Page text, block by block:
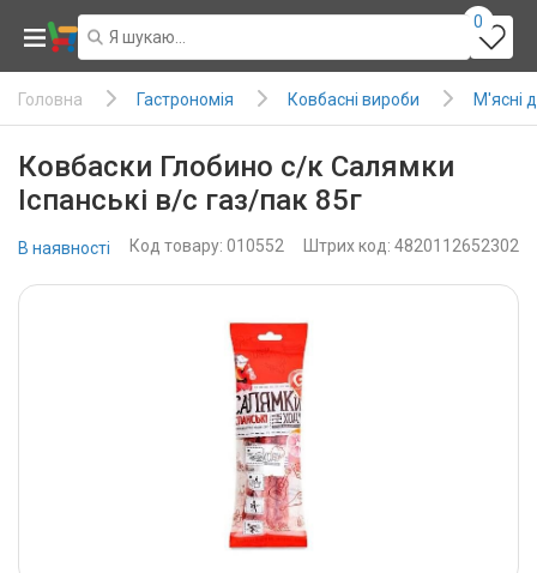
0
Головна Гастрономія Ковбасні вироби М'ясні
Ковбаски Глобино с/к Салямки
Іспанські в/с газ/пак 85г
В наявності Код товару: 010552 Штрих код: 4820112652302